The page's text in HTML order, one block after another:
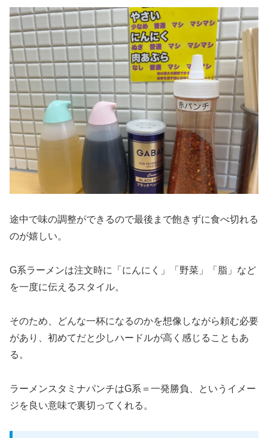
途中で味の調整ができるので最後まで飽きずに食べ切れる
のが嬉しい。
G系ラーメンは注文時に「にんにく」「野菜」「脂」など
を一度に伝えるスタイル。
そのため、どんな一杯になるのかを想像しながら頼む必要
があり、初めてだと少しハードルが高く感じることもあ
る。
ラーメンスタミナパンチはG系＝一発勝負、というイメー
ジを良い意味で裏切ってくれる。